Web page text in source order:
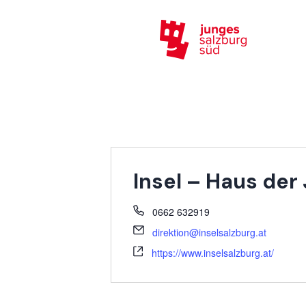
Insel – Haus der
0662 632919
direktion@inselsalzburg.at
https://www.inselsalzburg.at/